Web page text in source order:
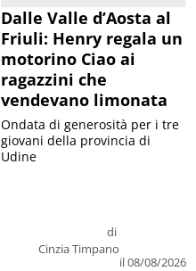
Dalle Valle d’Aosta al
Friuli: Henry regala un
motorino Ciao ai
ragazzini che
vendevano limonata
di
Cinzia Timpano
il 08/08/2026
Ondata di generosità per i tre
giovani della provincia di
Udine